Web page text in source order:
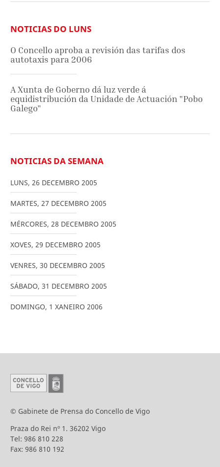
NOTICIAS DO LUNS
O Concello aproba a revisión das tarifas dos
autotaxis para 2006
A Xunta de Goberno dá luz verde á
equidistribución da Unidade de Actuación "Pobo
Galego"
NOTICIAS DA SEMANA
LUNS, 26 DECEMBRO 2005
MARTES, 27 DECEMBRO 2005
MÉRCORES, 28 DECEMBRO 2005
XOVES, 29 DECEMBRO 2005
VENRES, 30 DECEMBRO 2005
SÁBADO, 31 DECEMBRO 2005
DOMINGO, 1 XANEIRO 2006
© Gabinete de Prensa do Concello de Vigo
Praza do Rei nº 1. 36202 Vigo
Tel: 986 810 228
Fax: 986 810 192